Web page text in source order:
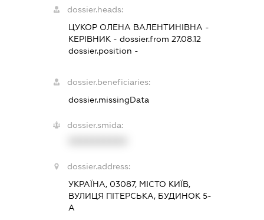
dossier.heads:
ЦУКОР ОЛЕНА ВАЛЕНТИНІВНА -
КЕРІВНИК- dossier.from 27.08.12
dossier.position -
dossier.beneficiaries:
dossier.missingData
dossier.smida:
dossier.address:
УКРАЇНА, 03087, МІСТО КИЇВ,
ВУЛИЦЯ ПІТЕРСЬКА, БУДИНОК 5-
А